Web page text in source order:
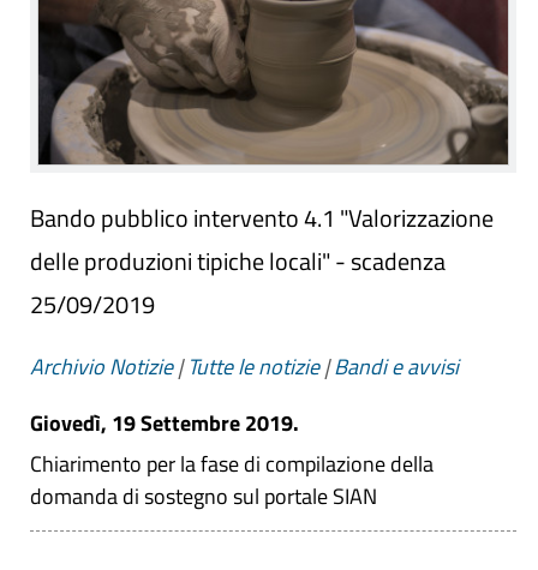
Bando pubblico intervento 4.1 "Valorizzazione
delle produzioni tipiche locali" - scadenza
25/09/2019
Archivio Notizie|Tutte le notizie|Bandi e avvisi
Giovedì, 19 Settembre 2019.
Chiarimento per la fase di compilazione della
domanda di sostegno sul portale SIAN